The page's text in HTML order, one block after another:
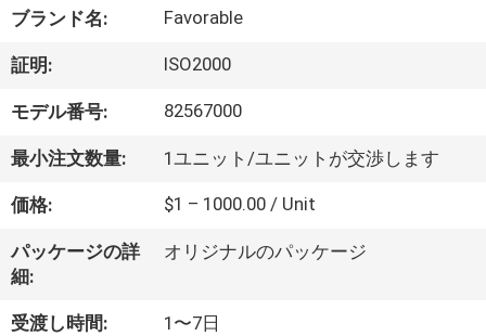
ト
私
達
つ
い
て
ブランド名: Favorable
証明: ISO2000
モデル番号: 82567000
最小注文数量: 1ユニット/ユニットが交渉します
価格: $1 – 1000.00 / Unit
パッケージの詳
細:
オリジナルのパッケージ
受渡し時間: 1〜7日